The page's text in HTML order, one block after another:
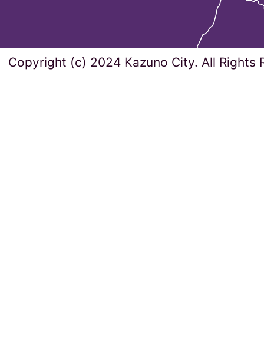
Copyright (c) 2024 Kazuno City. All Rights